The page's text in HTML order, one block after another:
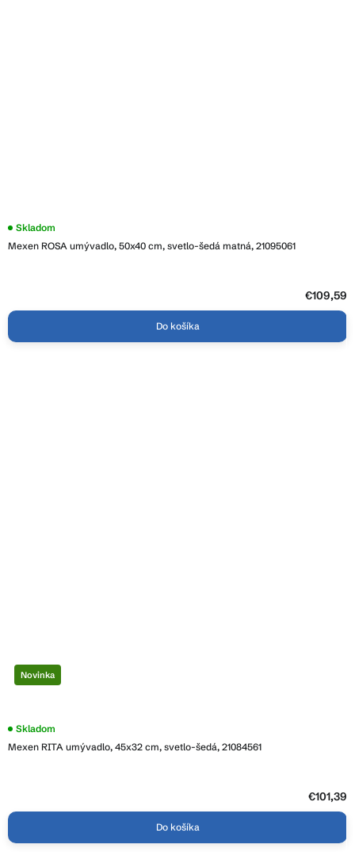
Mexen ROSA umývadlo, 50x40 cm, svetlo-šedá matná, 21095061
Skladom
€109,59
Do košíka
Novinka
Mexen RITA umývadlo, 45x32 cm, svetlo-šedá, 21084561
Skladom
€101,39
Do košíka